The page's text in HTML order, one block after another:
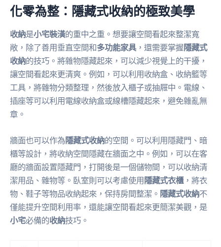
化零為整：隱藏式收納的極致美學
收納是小宅裝潢的重中之重。想要讓空間看起來整潔寬
敞，除了善用垂直空間和多功能家具，還需要掌握隱藏式
收納的技巧。將雜物隱藏起來，可以減少視覺上的干擾，
讓空間看起來更清爽。例如，可以利用收納盒、收納籃等
工具，將雜物分類整理，然後放入櫃子或抽屜中。電線、
插座等可以利用電線收納盒或線槽隱藏起來，避免雜亂無
章。
牆面也可以作為隱藏式收納的空間。可以利用隱藏門、暗
櫃等設計，將收納空間隱藏在牆面之中。例如，可以在客
廳的牆面設置隱藏門，打開後是一個儲物間，可以收納清
潔用品、雜物等。臥室則可以考慮使用 隱藏式衣櫃，將衣
物、鞋子等物品收納起來，保持房間整潔。 隱藏式收納不
僅能提升空間利用率，還能讓空間看起來更簡潔美觀，是
小宅必備的收納技巧。